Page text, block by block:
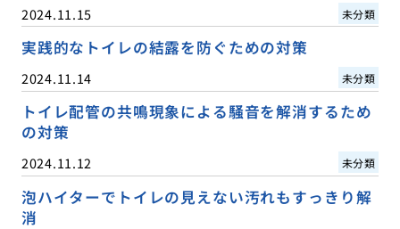
2024.11.15 未分類
実践的なトイレの結露を防ぐための対策
2024.11.14 未分類
トイレ配管の共鳴現象による騒音を解消するため
の対策
2024.11.12 未分類
泡ハイターでトイレの見えない汚れもすっきり解
消